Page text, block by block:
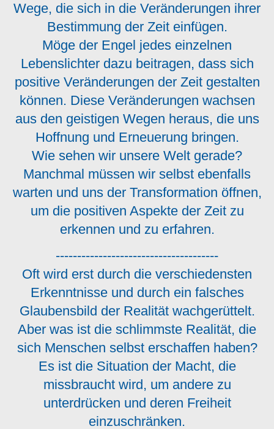
Wege, die sich in die Veränderungen ihrer
Bestimmung der Zeit einfügen.
Möge der Engel jedes einzelnen
Lebenslichter dazu beitragen, dass sich
positive Veränderungen der Zeit gestalten
können. Diese Veränderungen wachsen
aus den geistigen Wegen heraus, die uns
Hoffnung und Erneuerung bringen.
Wie sehen wir unsere Welt gerade?
Manchmal müssen wir selbst ebenfalls
warten und uns der Transformation öffnen,
um die positiven Aspekte der Zeit zu
erkennen und zu erfahren.
--------------------------------------
Oft wird erst durch die verschiedensten
Erkenntnisse und durch ein falsches
Glaubensbild der Realität wachgerüttelt.
Aber was ist die schlimmste Realität, die
sich Menschen selbst erschaffen haben?
Es ist die Situation der Macht, die
missbraucht wird, um andere zu
unterdrücken und deren Freiheit
einzuschränken.